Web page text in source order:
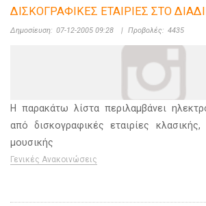
ΔΙΣΚΟΓΡΑΦΙΚΕΣ ΕΤΑΙΡΙΕΣ ΣΤΟ
Δημοσίευση: 07-12-2005 09:28 | Προβολές: 4435
Η παρακάτω λίστα περιλαμβάνει
από δισκογραφικές εταιρίες κλασικής,
μουσικής
Γενικές Ανακοινώσεις